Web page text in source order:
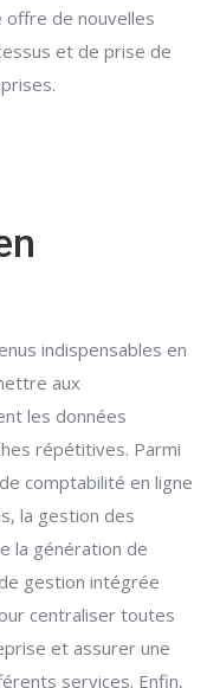
offre de nouvelles
et de prise de
indispensables en
aux
les données
répétitives. Parmi
comptabilité en ligne
la gestion des
la génération de
gestion intégrée
centraliser toutes
et assurer une
services. Enfin,